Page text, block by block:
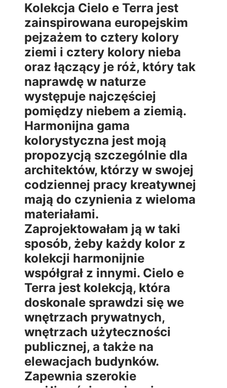
Kolekcja Cielo e Terra jest
zainspirowana europejskim
pejzażem to cztery kolory
ziemi i cztery kolory nieba
oraz łączący je róż, który tak
naprawdę w naturze
występuje najczęściej
pomiędzy niebem a ziemią.
Harmonijna gama
kolorystyczna jest moją
propozycją szczególnie dla
architektów, którzy w swojej
codziennej pracy kreatywnej
mają do czynienia z wieloma
materiałami.
Zaprojektowałam ją w taki
sposób, żeby każdy kolor z
kolekcji harmonijnie
współgrał z innymi. Cielo e
Terra jest kolekcją, która
doskonale sprawdzi się we
wnętrzach prywatnych,
wnętrzach użyteczności
publicznej, a także na
elewacjach budynków.
Zapewnia szerokie